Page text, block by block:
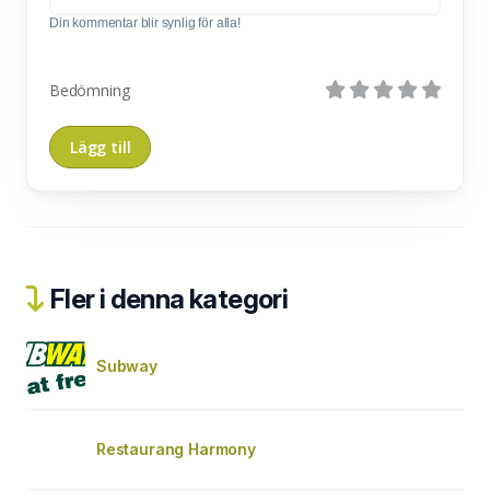
Din kommentar blir synlig för alla!
Bedömning
Fler i denna kategori
Subway
Restaurang Harmony